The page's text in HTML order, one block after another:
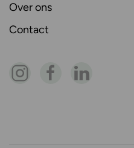
Over ons
Contact